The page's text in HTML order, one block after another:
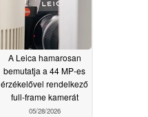
A Leica hamarosan
bemutatja a 44 MP-es
érzékelővel rendelkező
full-frame kamerát
05/28/2026